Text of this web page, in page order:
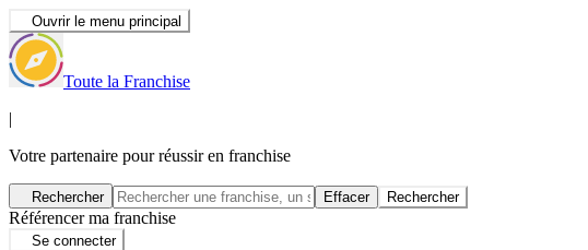
Ouvrir le menu principal
Toute la Franchise
|
Votre partenaire pour réussir en franchise
Rechercher Effacer Rechercher
Référencer ma franchise
Se connecter